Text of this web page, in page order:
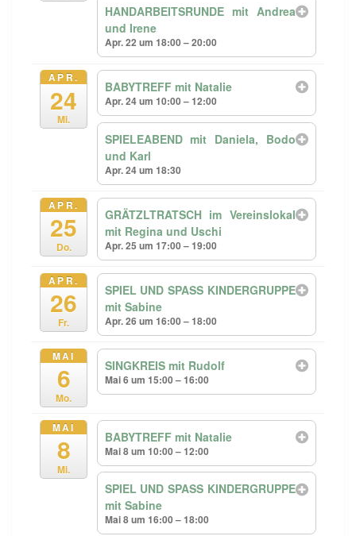
HANDARBEITSRUNDE mit Andrea
und Irene
Apr. 22 um 18:00 – 20:00
APR.
24
Mi.
BABYTREFF mit Natalie
Apr. 24 um 10:00 – 12:00
SPIELEABEND mit Daniela, Bodo
und Karl
Apr. 24 um 18:30
APR.
25
Do.
GRÄTZLTRATSCH im Vereinslokal
mit Regina und Uschi
Apr. 25 um 17:00 – 19:00
APR.
26
Fr.
SPIEL UND SPASS KINDERGRUPPE
mit Sabine
Apr. 26 um 16:00 – 18:00
MAI
6
Mo.
SINGKREIS mit Rudolf
Mai 6 um 15:00 – 16:00
MAI
8
Mi.
BABYTREFF mit Natalie
Mai 8 um 10:00 – 12:00
SPIEL UND SPASS KINDERGRUPPE
mit Sabine
Mai 8 um 16:00 – 18:00